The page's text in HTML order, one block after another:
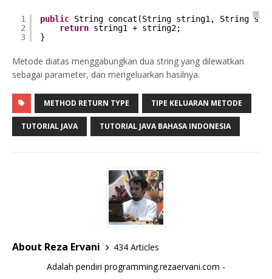
?
1
2
3
public String concat(String string1, String
return string1 + string2;
}
Metode diatas menggabungkan dua string yang dilewatkan
sebagai parameter, dan mengeluarkan hasilnya.
METHOD RETURN TYPE TIPE KELUARAN METODE
TUTORIAL JAVA TUTORIAL JAVA BAHASA INDONESIA
About Reza Ervani
434 Articles
Adalah pendiri programming.rezaervani.com -